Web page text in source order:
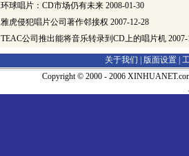
环球唱片：CD市场仍有未来 2008-01-30
雅虎侵犯唱片公司著作邻接权 2007-12-28
TEAC公司推出能将音乐转录到CD上的唱片机
关于我们 | 版面设置
Copyright © 2000 - 2006